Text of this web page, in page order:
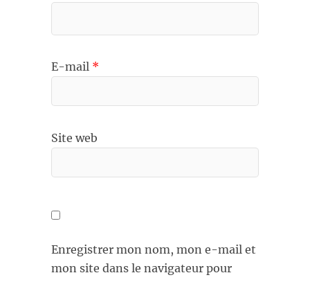
E-mail *
Site web
Enregistrer mon nom, mon e-mail et
mon site dans le navigateur pour